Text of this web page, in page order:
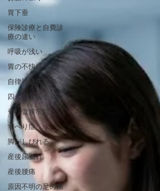
胃下垂
保険診療と自費診
療の違い
呼吸が浅い
胃の不快感
自律神経失調症
四十肩・五十肩
脊柱管狭窄症
すべり症
脚がしびれる
産後尿漏れ
産後腰痛
原因不明の足の痛